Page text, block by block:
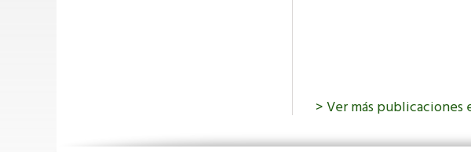
Ver más publicaciones